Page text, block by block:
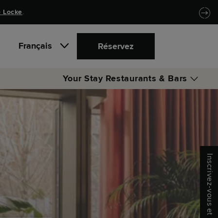
Locke.
Français Réservez
Your Stay Restaurants & Bars
LUQA